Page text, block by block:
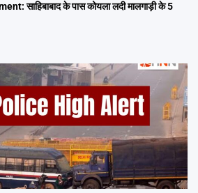
साहिबाबाद के पास कोयला लदी मालगाड़ी के 5